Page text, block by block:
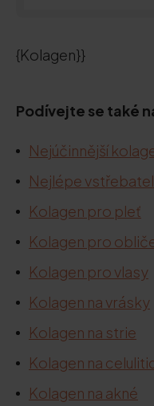
{Kolagen}}
Podívejte se také
Nejúčinnější
Nejlépe
Kolagen pro pleť
Kolagen pro
Kolagen pro vlasy
Kolagen na vrásky
Kolagen na strie
Kolagen na
Kolagen na akné